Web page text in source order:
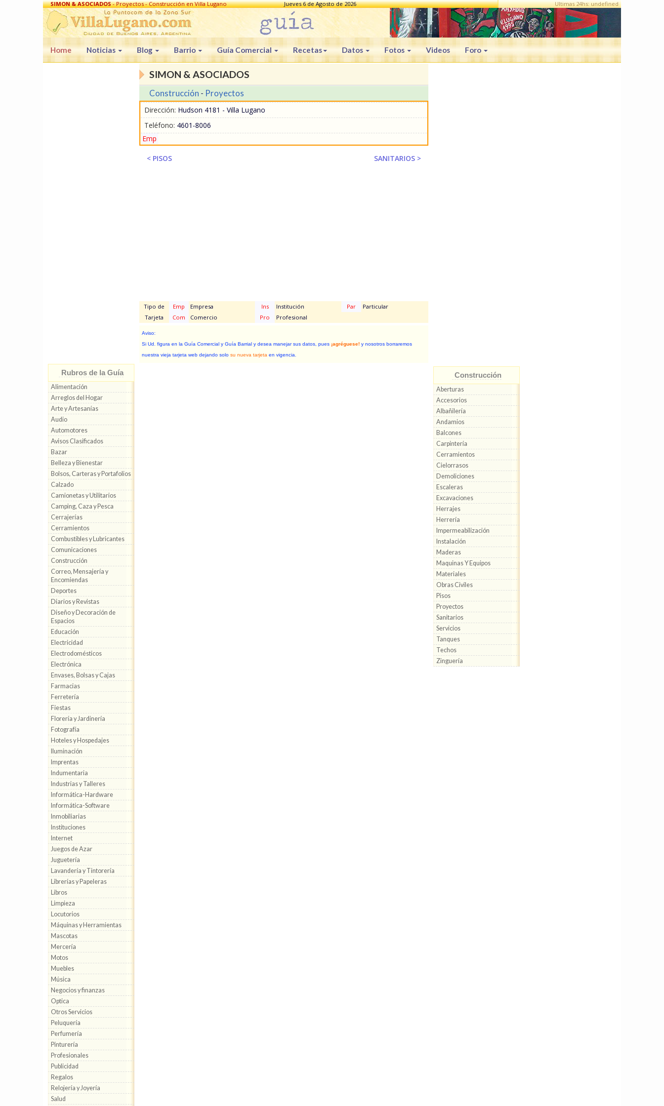
SIMON & ASOCIADOS- Proyectos - Construcción en Villa Lugano Jueves 6 de Agosto de 2026 Ultimas 24hs: undefined
Home Noticias Blog Barrio Guía Comercial Recetas Datos Fotos Videos Foro
Rubros de la Guía
Alimentación
Arreglos del Hogar
Arte y Artesanías
Audio
Automotores
Avisos Clasificados
Bazar
Belleza y Bienestar
Bolsos, Carteras y Portafolios
Calzado
Camionetas y Utilitarios
Camping, Caza y Pesca
Cerrajerías
Cerramientos
Combustibles y Lubricantes
Comunicaciones
Construcción
Correo, Mensajería y
Encomiendas
Deportes
Diarios y Revistas
Diseño y Decoración de
Espacios
Educación
Electricidad
Electrodomésticos
Electrónica
Envases, Bolsas y Cajas
Farmacias
Ferretería
Fiestas
Florería y Jardinería
Fotografía
Hoteles y Hospedajes
Iluminación
Imprentas
Indumentaria
Industrias y Talleres
Informática-Hardware
Informática-Software
Inmobiliarias
Instituciones
Internet
Juegos de Azar
Juguetería
Lavandería y Tintorería
Librerías y Papeleras
Libros
Limpieza
Locutorios
Máquinas y Herramientas
Mascotas
Mercería
Motos
Muebles
Música
Negocios y finanzas
Optica
Otros Servicios
Peluquería
Perfumería
Pinturería
Profesionales
Publicidad
Regalos
Relojería y Joyería
Salud
SIMON & ASOCIADOS
Construcción - Proyectos
Dirección: Hudson 4181 - Villa Lugano
Teléfono: 4601-8006
Emp
< PISOS SANITARIOS >
Tipo de
Tarjeta
Emp Empresa Ins Institución Par
Particular
Com
Comercio Pro Profesional
Aviso:
Si Ud. figura en la Guía Comercial y Guía Barrial y desea manejar sus datos, pues ¡agréguese! y nosotros borraremos
nuestra vieja tarjeta web dejando solo su nueva tarjeta en vigencia.
Construcción
Aberturas
Accesorios
Albañilería
Andamios
Balcones
Carpintería
Cerramientos
Cielorrasos
Demoliciones
Escaleras
Excavaciones
Herrajes
Herrería
Impermeabilización
Instalación
Maderas
Maquinas Y Equipos
Materiales
Obras Civiles
Pisos
Proyectos
Sanitarios
Servicios
Tanques
Techos
Zinguería